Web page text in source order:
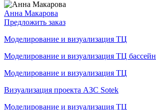
Анна Макарова
Предложить заказ
Моделирование и визуализация ТЦ
Моделирование и визуализация ТЦ бассейн
Моделирование и визуализация ТЦ
Визуализация проекта АЗС Sotek
Моделирование и визуализация ТЦ